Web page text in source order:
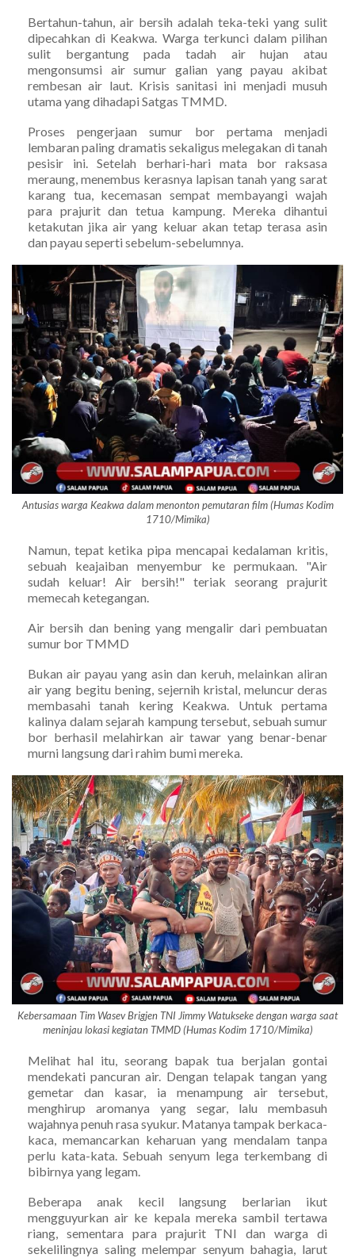
Bertahun-tahun, air bersih adalah teka-teki yang sulit
dipecahkan di Keakwa. Warga terkunci dalam pilihan
sulit bergantung pada tadah air hujan atau
mengonsumsi air sumur galian yang payau akibat
rembesan air laut. Krisis sanitasi ini menjadi musuh
utama yang dihadapi Satgas TMMD.
Proses pengerjaan sumur bor pertama menjadi
lembaran paling dramatis sekaligus melegakan di tanah
pesisir ini. Setelah berhari-hari mata bor raksasa
meraung, menembus kerasnya lapisan tanah yang sarat
karang tua, kecemasan sempat membayangi wajah
para prajurit dan tetua kampung. Mereka dihantui
ketakutan jika air yang keluar akan tetap terasa asin
dan payau seperti sebelum-sebelumnya.
Antusias warga Keakwa dalam menonton pemutaran film (Humas Kodim
1710/Mimika)
Namun, tepat ketika pipa mencapai kedalaman kritis,
sebuah keajaiban menyembur ke permukaan. "Air
sudah keluar! Air bersih!" teriak seorang prajurit
memecah ketegangan.
Air bersih dan bening yang mengalir dari pembuatan
sumur bor TMMD
Bukan air payau yang asin dan keruh, melainkan aliran
air yang begitu bening, sejernih kristal, meluncur deras
membasahi tanah kering Keakwa. Untuk pertama
kalinya dalam sejarah kampung tersebut, sebuah sumur
bor berhasil melahirkan air tawar yang benar-benar
murni langsung dari rahim bumi mereka.
Kebersamaan Tim Wasev Brigjen TNI Jimmy Watukseke dengan warga saat
meninjau lokasi kegiatan TMMD (Humas Kodim 1710/Mimika)
Melihat hal itu, seorang bapak tua berjalan gontai
mendekati pancuran air. Dengan telapak tangan yang
gemetar dan kasar, ia menampung air tersebut,
menghirup aromanya yang segar, lalu membasuh
wajahnya penuh rasa syukur. Matanya tampak berkaca-
kaca, memancarkan keharuan yang mendalam tanpa
perlu kata-kata. Sebuah senyum lega terkembang di
bibirnya yang legam.
Beberapa anak kecil langsung berlarian ikut
mengguyurkan air ke kepala mereka sambil tertawa
riang, sementara para prajurit TNI dan warga di
sekelilingnya saling melempar senyum bahagia, larut